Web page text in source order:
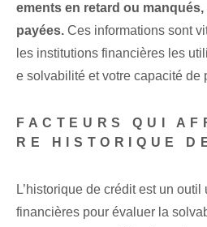
ements en retard ou
payées. Ces informations sont
les institutions financières les
e solvabilité et votre capacité de
FACTEURS QUI
RE HISTORIQUE
L’historique de crédit est un
financières pour évaluer la